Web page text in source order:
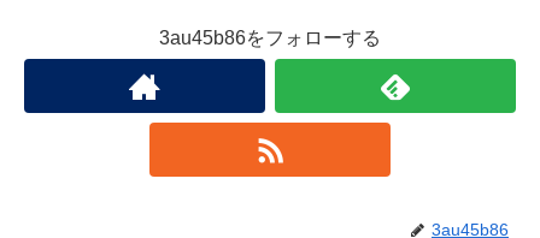
3au45b86をフォローする
3au45b86